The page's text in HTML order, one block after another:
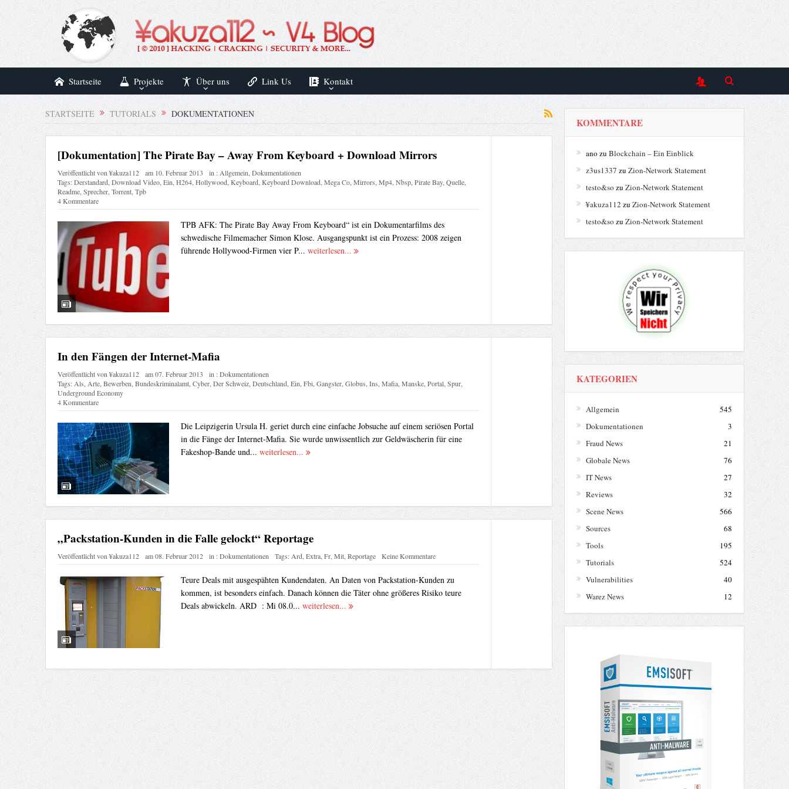
Startseite Projekte Über uns Link Us Kontakt
STARTSEITE TUTORIALS DOKUMENTATIONEN
[Dokumentation] The Pirate Bay – Away From Keyboard + Download Mirrors
Veröffentlicht von¥akuza112 am 10. Februar 2013 in :Allgemein,Dokumentationen
Tags:Derstandard,Download Video,Ein,H264,Hollywood,Keyboard,Keyboard Download,Mega Co,Mirrors,Mp4,Nbsp,Pirate Bay,Quelle,
Readme,Sprecher,Torrent,Tpb
4 Kommentare
TPB AFK: The Pirate Bay Away From Keyboard“ ist ein Dokumentarfilms des
schwedische Filmemacher Simon Klose. Ausgangspunkt ist ein Prozess: 2008 zeigen
führende Hollywood-Firmen vier P... weiterlesen...
In den Fängen der Internet-Mafia
Veröffentlicht von¥akuza112 am07. Februar 2013 in :Dokumentationen
Tags: Als Arte, Bewerben Bundeskriminalamt, Cyber, Der Schweiz, Deutschland, Ein Fbi Gangster, Globus Ins Mafia, Manske, Portal, Spur,
Underground Economy
4 Kommentare
Die Leipzigerin Ursula H. geriet durch eine einfache Jobsuche auf einem seriösen Portal
in die Fänge der Internet-Mafia. Sie wurde unwissentlich zur Geldwäscherin für eine
Fakeshop-Bande und... weiterlesen...
„Packstation-Kunden in die Falle gelockt“ Reportage
Veröffentlicht von¥akuza112 am08. Februar 2012 in :Dokumentationen Tags: Ard, Extra, Fr, Mit, Reportage Keine Kommentare
Teure Deals mit ausgespähten Kundendaten. An Daten von Packstation-Kunden zu
kommen, ist besonders einfach. Danach können die Täter ohne größeres Risiko teure
Deals abwickeln. ARD : Mi 08.0... weiterlesen...
KOMMENTARE
ano zu Blockchain – Ein Einblick
z3us1337 zu Zion-Network Statement
testo&so zu Zion-Network Statement
¥akuza112 zu Zion-Network Statement
testo&so zu Zion-Network Statement
KATEGORIEN
Allgemein
545
Dokumentationen
3
Fraud News
21
Globale News
76
IT News
27
Reviews
32
Scene News
566
Sources
68
Tools
195
Tutorials
524
Vulnerabilities
40
Warez News
12